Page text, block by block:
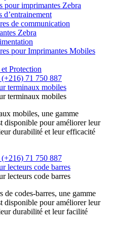
pour imprimantes Zebra
d’entrainement
de communication
Zebra
pour Imprimantes Mobiles
Protection
71 750 887
terminaux mobiles
terminaux mobiles
mobiles, une gamme
disponible pour améliorer leur
durabilité et leur efficacité
71 750 887
lecteurs code barres
lecteurs code barres
de codes-barres, une gamme
disponible pour améliorer leur
durabilité et leur facilité